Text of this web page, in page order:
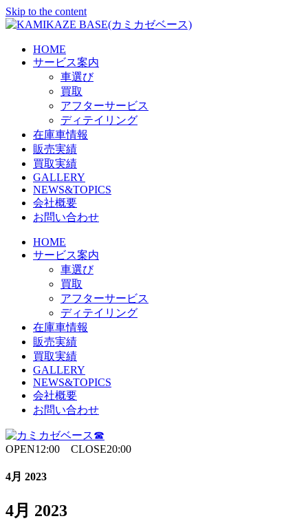
Skip to the content
HOME
サービス案内
車選び
買取
アフターサービス
ディテイリング
在庫車情報
販売実績
買取実績
GALLERY
NEWS&TOPICS
会社概要
お問い合わせ
HOME
サービス案内
車選び
買取
アフターサービス
ディテイリング
在庫車情報
販売実績
買取実績
GALLERY
NEWS&TOPICS
会社概要
お問い合わせ
OPEN12:00 CLOSE20:00
4月 2023
4月 2023